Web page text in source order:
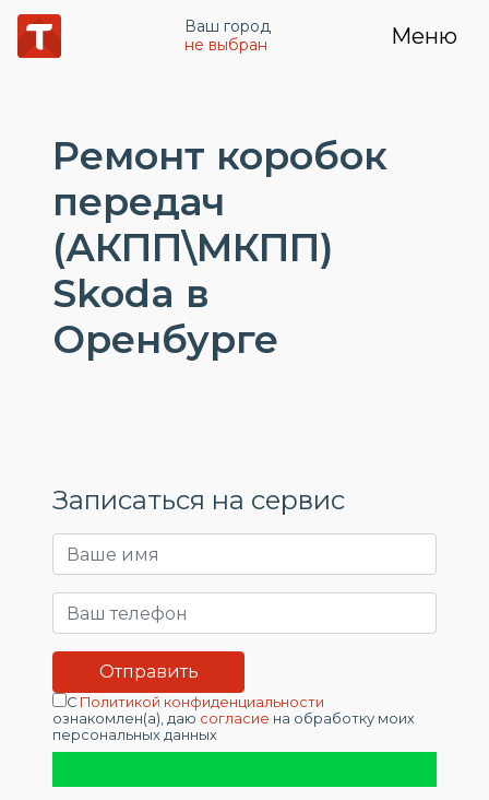
Ваш город
не выбран
Меню
Ремонт коробок
передач
(АКПП\МКПП)
Skoda в
Оренбурге
Записаться на сервис
С Политикой конфиденциальности
ознакомлен(а), даю согласие на обработку моих
персональных данных